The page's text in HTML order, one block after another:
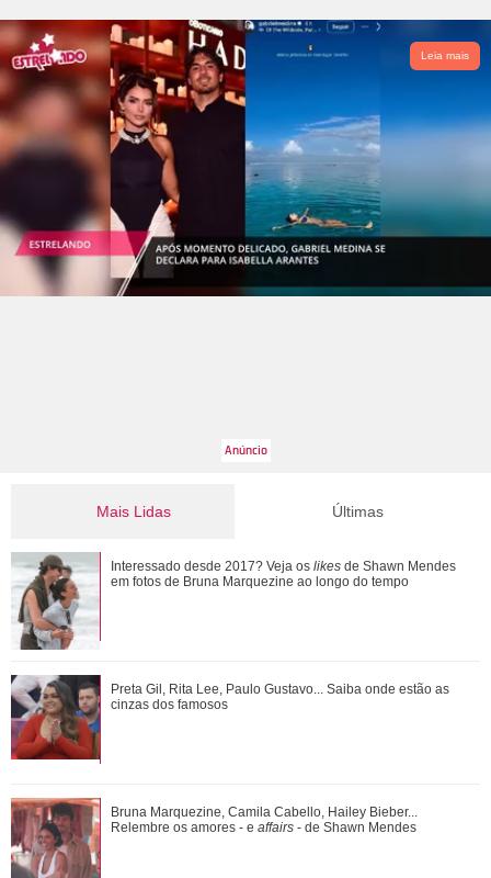
Leia mais
Mais Lidas
Bruna Marquezine, Camila Cabello, Hailey Bieber...
Relembre os amores - e affairs - de Shawn ...
Tia Milena pede indicação de dermatologista e web aponta
fim de amizade com Ana Paula Renau...
Além de Shawn Mendes... Relembre os famosos que já se
fantasiaram de Xuxa Meneghel
Últimas
Interessado desde 2017? Veja os likes de Shawn Mendes
em fotos de Bruna Marquezine ao longo do tempo
Preta Gil, Rita Lee, Paulo Gustavo... Saiba onde estão as
cinzas dos famosos
Bruna Marquezine, Camila Cabello, Hailey Bieber...
Relembre os amores - e affairs - de Shawn Mendes